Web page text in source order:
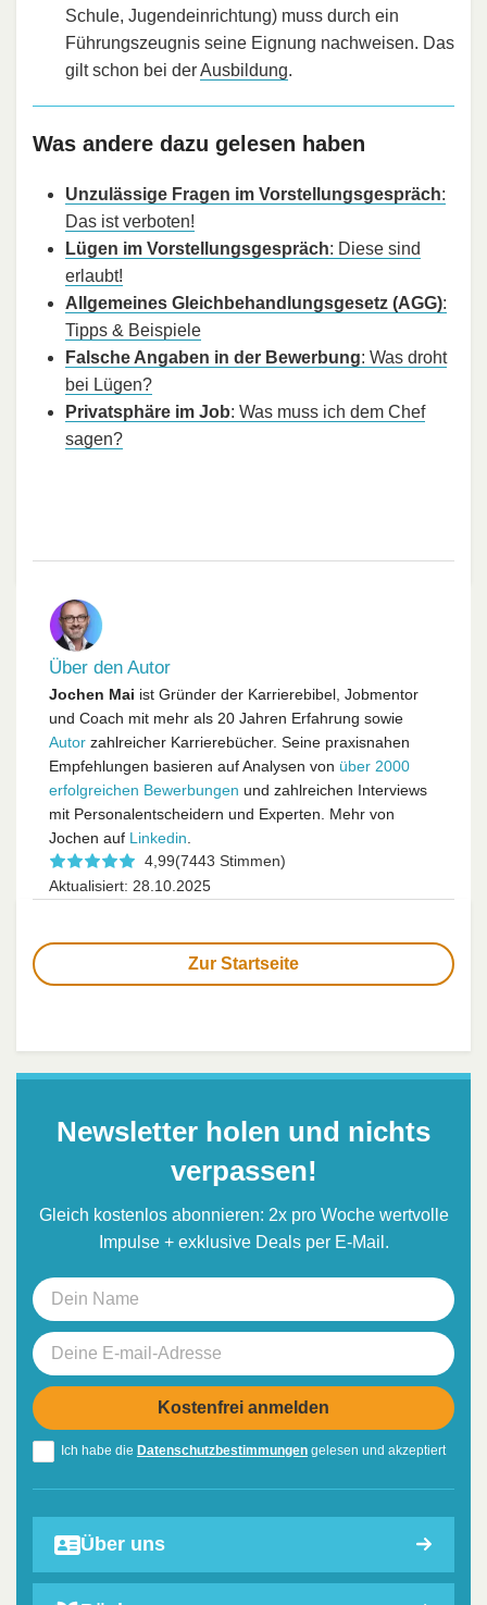
Schule, Jugendeinrichtung) muss durch ein
Führungszeugnis seine Eignung nachweisen. Das
gilt schon bei derAusbildung.
Was andere dazu gelesen haben
Unzulässige Fragen im Vorstellungsgespräch:
Das ist verboten!
Lügen im Vorstellungsgespräch: Diese sind
erlaubt!
Allgemeines Gleichbehandlungsgesetz (AGG):
Tipps & Beispiele
Falsche Angaben in der Bewerbung: Was droht
bei Lügen?
Privatsphäre im Job: Was muss ich dem Chef
sagen?
Über den Autor
Jochen Mai ist Gründer der Karrierebibel, Jobmentor
und Coach mit mehr als 20 Jahren Erfahrung sowie
Autor zahlreicher Karrierebücher. Seine praxisnahen
Empfehlungen basieren auf Analysen von über 2000
erfolgreichen Bewerbungen und zahlreichen Interviews
mit Personalentscheidern und Experten. Mehr von
Jochen auf Linkedin.
4,99(7443 Stimmen)
Aktualisiert: 28.10.2025
Zur Startseite
Newsletter holen und nichts
verpassen!
Gleich kostenlos abonnieren: 2x pro Woche wertvolle
Impulse + exklusive Deals per E-Mail.
Ich habe die Datenschutzbestimmungen gelesen und akzeptiert
Über uns